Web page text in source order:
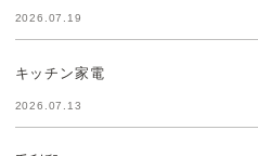
2026.07.19
キッチン家電
2026.07.13